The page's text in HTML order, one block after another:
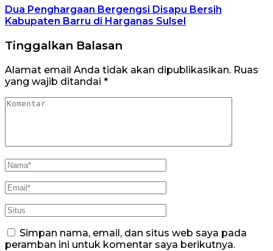
Dua Penghargaan Bergengsi Disapu Bersih
Kabupaten Barru di Harganas Sulsel
Tinggalkan Balasan
Alamat email Anda tidak akan dipublikasikan. Ruas
yang wajib ditandai *
Simpan nama, email, dan situs web saya pada
peramban ini untuk komentar saya berikutnya.